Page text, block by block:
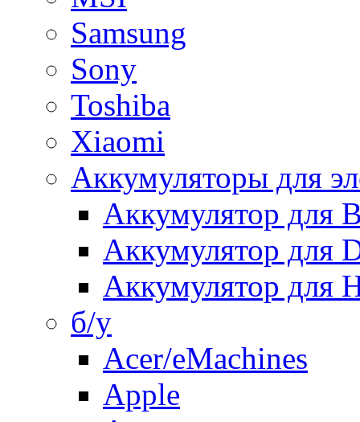
Samsung
Sony
Toshiba
Xiaomi
Аккумуляторы для
Аккумулятор для
Аккумулятор для
Аккумулятор для
б/у
Acer/eMachines
Apple